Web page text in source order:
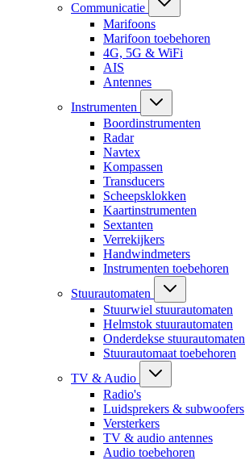
Communicatie
Marifoons
Marifoon toebehoren
4G, 5G & WiFi
AIS
Antennes
Instrumenten
Boordinstrumenten
Radar
Navtex
Kompassen
Transducers
Scheepsklokken
Kaartinstrumenten
Sextanten
Verrekijkers
Handwindmeters
Instrumenten toebehoren
Stuurautomaten
Stuurwiel stuurautomaten
Helmstok stuurautomaten
Onderdekse stuurautomaten
Stuurautomaat toebehoren
TV & Audio
Radio's
Luidsprekers & subwoofers
Versterkers
TV & audio antennes
Audio toebehoren